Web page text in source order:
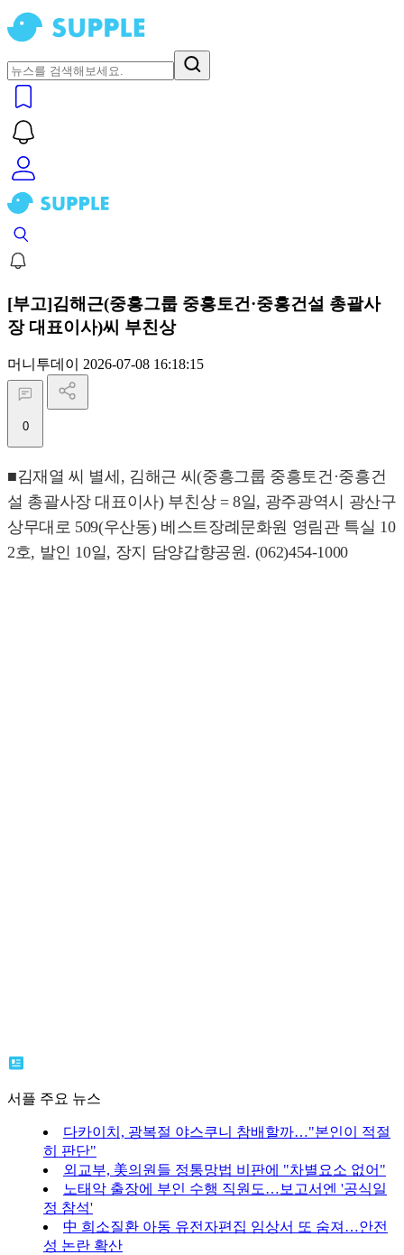
[부고]김해근(중흥그룹 중흥토건·중흥건설 총괄사
장 대표이사)씨 부친상
머니투데이 2026-07-08 16:18:15
0
■김재열 씨 별세, 김해근 씨(중흥그룹 중흥토건·중흥건
설 총괄사장 대표이사) 부친상 = 8일, 광주광역시 광산구
상무대로 509(우산동) 베스트장례문화원 영림관 특실 10
2호, 발인 10일, 장지 담양갑향공원. (062)454-1000
서플 주요 뉴스
다카이치, 광복절 야스쿠니 참배할까…"본인이 적절
히 판단"
외교부, 美의원들 정통망법 비판에 "차별요소 없어"
노태악 출장에 부인 수행 직원도…보고서엔 '공식일
정 참석'
中 희소질환 아동 유전자편집 임상서 또 숨져…안전
성 논란 확산